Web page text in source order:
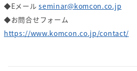
◆Eメールseminar@komcon.co.jp
◆お問合せフォーム
https://www.komcon.co.jp/contact/